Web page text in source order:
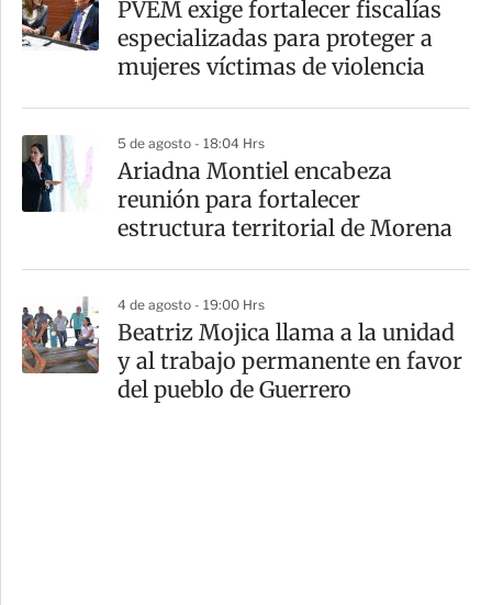
PVEM exige fortalecer fiscalías
especializadas para proteger a
mujeres víctimas de violencia
5 de agosto - 18:04 Hrs
Ariadna Montiel encabeza
reunión para fortalecer
estructura territorial de Morena
4 de agosto - 19:00 Hrs
Beatriz Mojica llama a la unidad
y al trabajo permanente en favor
del pueblo de Guerrero